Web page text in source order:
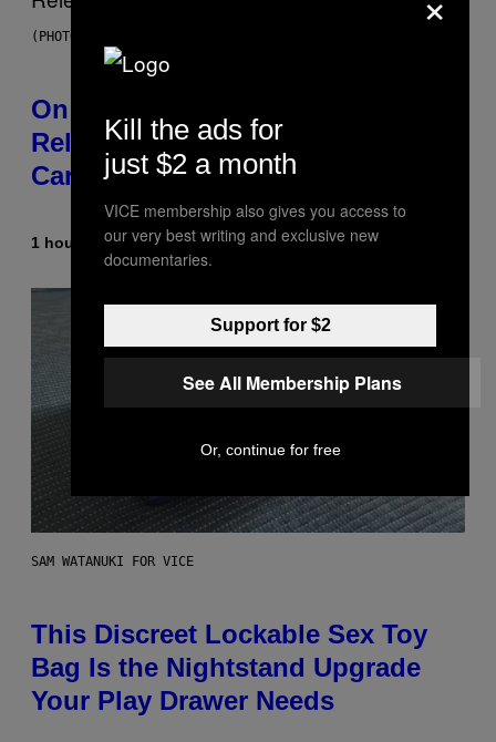
(PHOTO BY GARY GERSHOFF/WIREIMAGE)
On This Day 13 Years Ago, Drake
Released the Best Song of His
Career
1 hour agoByCaleb Catlin
SAM WATANUKI FOR VICE
This Discreet Lockable Sex Toy
Bag Is the Nightstand Upgrade
Your Play Drawer Needs
Kill the ads for
just $2 a month
VICE membership also gives you access to
our very best writing and exclusive new
documentaries.
Support for $2
See All Membership Plans
Or, continue for free